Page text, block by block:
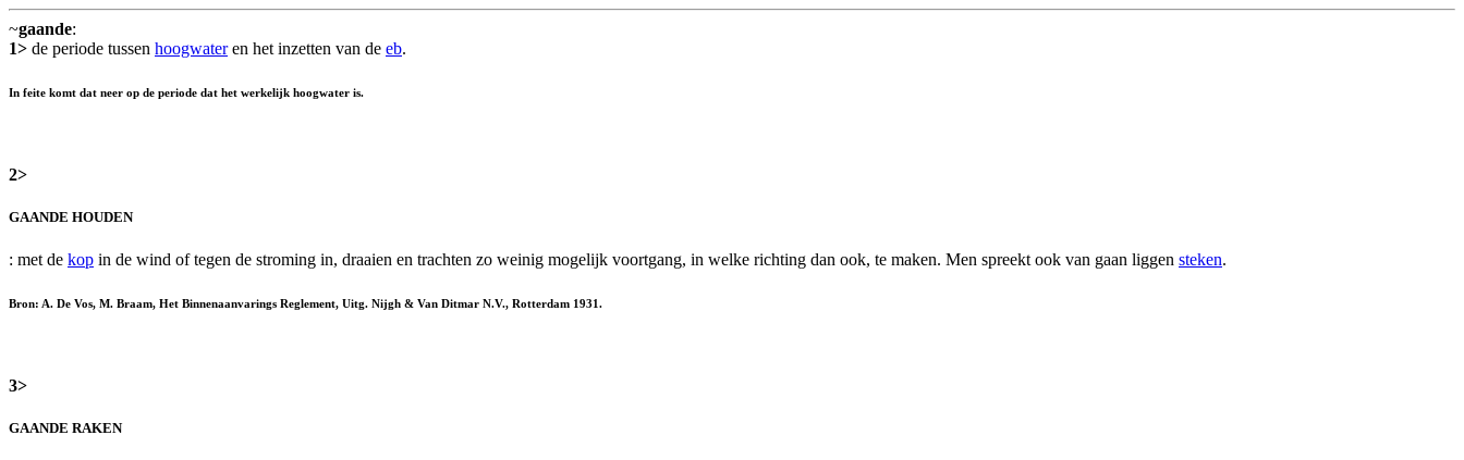
~gaande:
1> de periode tussen hoogwateren het inzetten van de eb.
In feite komt dat neer op de periode dat het werkelijk hoogwater is.
2>
GAANDE HOUDEN
: met de kop in de wind of tegen de stroming in, draaien en trachten zo weinig mogelijk voortgang, in welke richting dan ook, te maken. Men spreekt ook van gaan liggen steken.
Bron: A. De Vos, M. Braam, Het Binnenaanvarings Reglement, Uitg. Nijgh & Van Ditmar N.V., Rotterdam 1931.
3>
GAANDE RAKEN